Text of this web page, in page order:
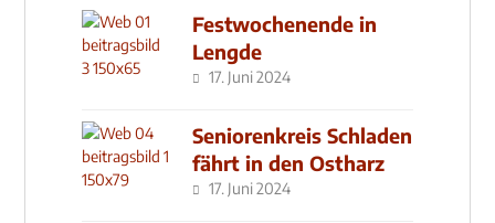
Festwochenende in
Lengde
17. Juni 2024
Seniorenkreis Schladen
fährt in den Ostharz
17. Juni 2024